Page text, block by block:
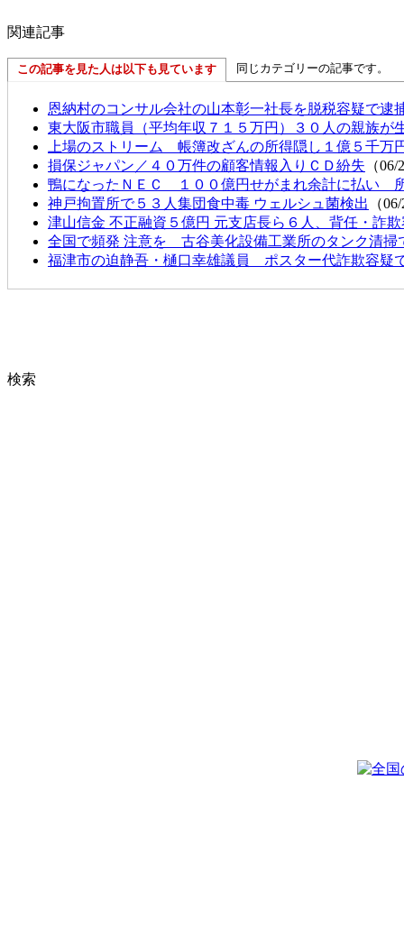
関連記事
この記事を見た人は以下も見ています 同じカテゴリーの記事です。
恩納村のコンサル会社の山本彰一社長を脱税容疑で逮
東大阪市職員（平均年収７１５万円）３０人の親族が
上場のストリーム 帳簿改ざんの所得隠し１億５千万
損保ジャパン／４０万件の顧客情報入りＣＤ紛失 （
鴨になったＮＥＣ １００億円せがまれ余計に払い
神戸拘置所で５３人集団食中毒 ウェルシュ菌検出
（
津山信金 不正融資５億円 元支店長ら６人、背任・詐
全国で頻発 注意を 古谷美化設備工業所のタンク
福津市の迫静吾・樋口幸雄議員 ポスター代詐欺容
検索